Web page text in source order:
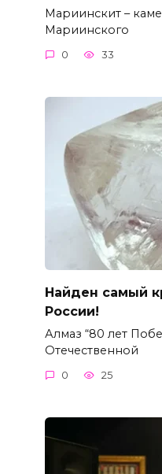
Мариинскит –
Мариинского
0 33
Найден самый
России!
Алмаз “80 лет
Отечественной
0 25